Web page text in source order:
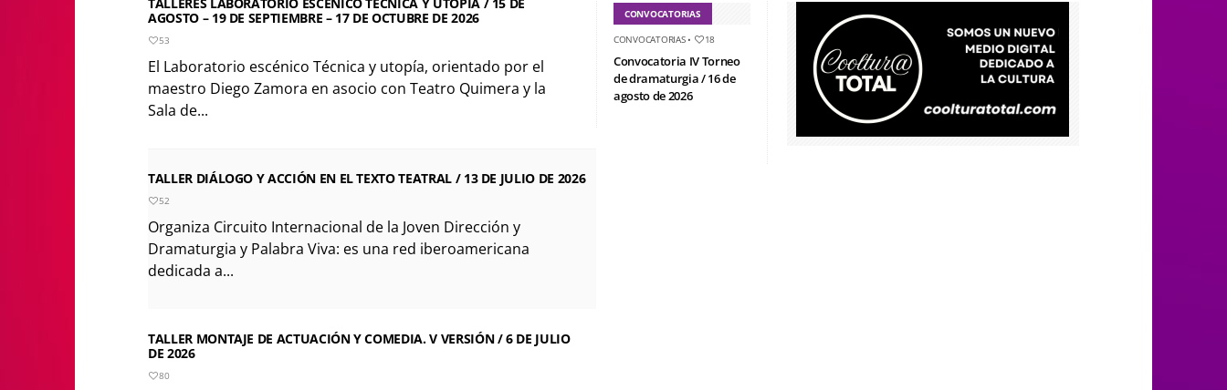
AGOSTO – 19 DE SEPTIEMBRE – 17 DE OCTUBRE DE 2026
53
El Laboratorio escénico Técnica y utopía, orientado por el
maestro Diego Zamora en asocio con Teatro Quimera y la
Sala de...
TALLER DIÁLOGO Y ACCIÓN EN EL TEXTO TEATRAL / 13 DE JULIO DE 2026
52
Organiza Circuito Internacional de la Joven Dirección y
Dramaturgia y Palabra Viva: es una red iberoamericana
dedicada a...
TALLER MONTAJE DE ACTUACIÓN Y COMEDIA. V VERSIÓN / 6 DE JULIO
DE 2026
80
CONVOCATORIAS
CONVOCATORIAS• 18
Convocatoria IV Torneo
de dramaturgia / 16 de
agosto de 2026